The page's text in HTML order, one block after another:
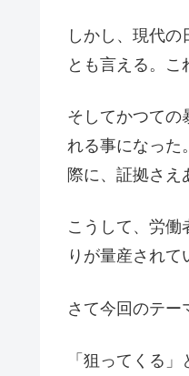
しかし、現代
とも言える。こ
そしてかつての
れる事になった
際に、証拠さえ
こうして、労働
りが量産されて
さて今回のテー
「狙ってくる